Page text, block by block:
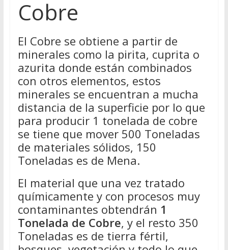
Cobre
El Cobre se obtiene a partir de
minerales como la pirita, cuprita o
azurita donde están combinados
con otros elementos, estos
minerales se encuentran a mucha
distancia de la superficie por lo que
para producir 1 tonelada de cobre
se tiene que mover 500 Toneladas
de materiales sólidos, 150
Toneladas es de Mena.
El material que una vez tratado
químicamente y con procesos muy
contaminantes obtendrán 1
Tonelada de Cobre, y el resto 350
Toneladas es de tierra fértil,